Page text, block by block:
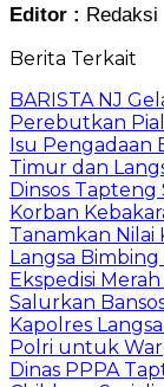
Editor : Redaksi
Berita Terkait
BARISTA NJ
Perebutkan
Isu Pengadaan
Timur dan
Dinsos
Korban
Tanamkan Nilai
Langsa
Ekspedisi
Salurkan
Kapolres
Polri untuk
Dinas PPPA